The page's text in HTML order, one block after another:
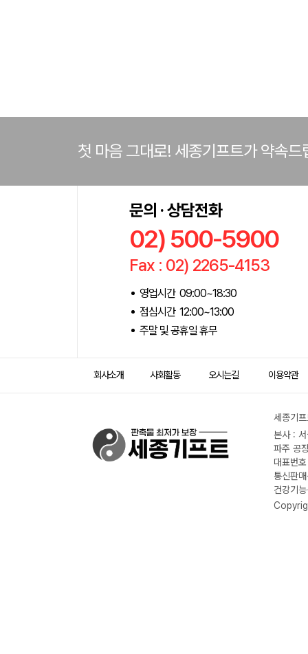
첫 마음 그대로! 세종기프트가 약속드
문의 · 상담전화
02) 500-5900
Fax : 02) 2265-4153
영업시간 09:00~18:30
점심시간 12:00~13:00
주말 및 공휴일 휴무
회사소개 사회활동 오시는길 이용약관
세종기
본사 :
파주 공
대표번
통신판
건강기